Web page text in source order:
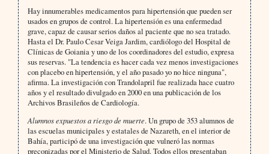
Hay innumerables medicamentos para hipertensión que pueden ser
usados en grupos de control. La hipertensión es una enfermedad
grave, capaz de causar serios daños al paciente que no sea tratado.
Hasta el Dr. Paulo Cesar Veiga Jardim, cardiólogo del Hospital de
Clínicas de Goiania y uno de los coordinadores del estudio, expresa
sus reservas. "La tendencia es hacer cada vez menos investigaciones
con placebo en hipertensión, y el año pasado yo no hice ninguna",
afirma. La investigación con Trandolapril fue realizada hace cuatro
años y el resultado divulgado en 2000 en una publicación de los
Archivos Brasileños de Cardiología.
Alumnos expuestos a riesgo de muerte. Un grupo de 353 alumnos de
las escuelas municipales y estatales de Nazareth, en el interior de
Bahía, participó de una investigación que vulneró las normas
preconizadas por el Ministerio de Salud. Todos ellos presentaban